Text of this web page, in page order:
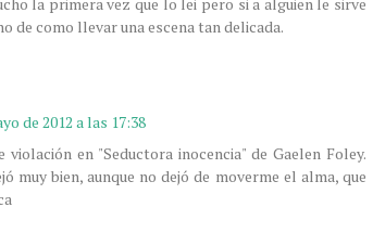
de como llevar una escena tan delicada.
de 2012 a las 17:38
violación en "Seductora inocencia" de Gaelen Foley.
muy bien, aunque no dejó de moverme el alma, que